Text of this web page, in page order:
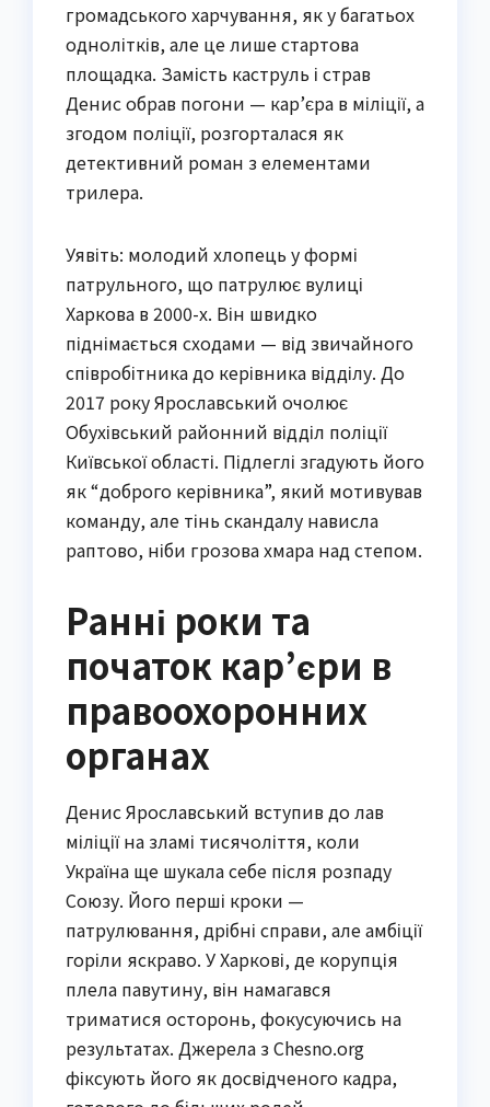
громадського харчування, як у багатьох
однолітків, але це лише стартова
площадка. Замість каструль і страв
Денис обрав погони — кар’єра в міліції, а
згодом поліції, розгорталася як
детективний роман з елементами
трилера.
Уявіть: молодий хлопець у формі
патрульного, що патрулює вулиці
Харкова в 2000-х. Він швидко
піднімається сходами — від звичайного
співробітника до керівника відділу. До
2017 року Ярославський очолює
Обухівський районний відділ поліції
Київської області. Підлеглі згадують його
як “доброго керівника”, який мотивував
команду, але тінь скандалу нависла
раптово, ніби грозова хмара над степом.
Ранні роки та
початок кар’єри в
правоохоронних
органах
Денис Ярославський вступив до лав
міліції на зламі тисячоліття, коли
Україна ще шукала себе після розпаду
Союзу. Його перші кроки —
патрулювання, дрібні справи, але амбіції
горіли яскраво. У Харкові, де корупція
плела павутину, він намагався
триматися осторонь, фокусуючись на
результатах. Джерела з Chesno.org
фіксують його як досвідченого кадра,